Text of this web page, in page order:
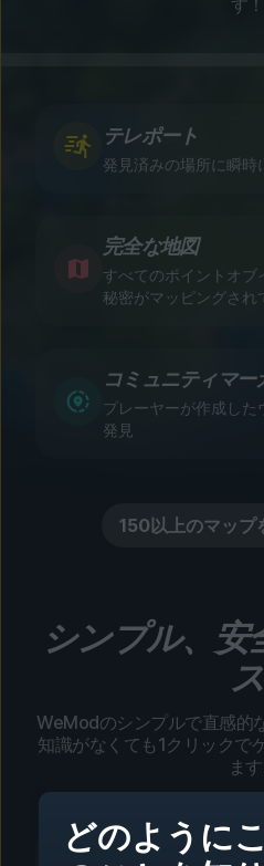
す！
テレポート
発見済みの場所に瞬時
完全な地図
すべてのポイントオブ
秘密がマッピングされ
コミュニティマー
プレーヤーが作成した
発見
150以上のマップ
シンプル、安
ス
WeModのシンプルで直感的
知識がなくても1クリックで
ま
どのように